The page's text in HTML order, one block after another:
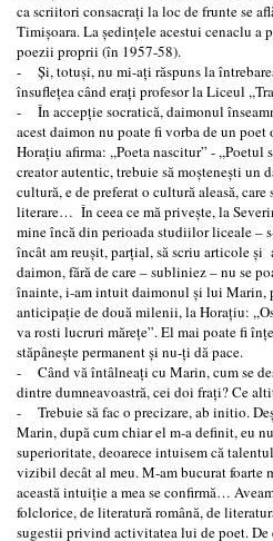
ca scriitori consacraţi la loc de frunte se
Timişoara. La şedinţele acestui cenaclu
poezii proprii (în 1957-58).
- Şi, totuşi, nu mi-aţi răspuns la
însufleţea când eraţi profesor la Liceul
- În accepţie socratică, daimonul
acest daimon nu poate fi vorba de un
Horaţiu afirma: ,,Poeta nascitur” - ,,Poetul
creator autentic, trebuie să moşteneşti un
cultură, e de preferat o cultură aleasă,
literare… În ceea ce mă priveşte, la
mine încă din perioada studiilor liceale –
încât am reuşit, parţial, să scriu articole
daimon, fără de care – subliniez – nu se
înainte, i-am intuit daimonul şi lui Marin,
anticipaţie de două milenii, la Horaţiu:
va rosti lucruri măreţe”. El mai poate fi
stăpâneşte permanent şi nu-ţi dă pace.
- Când vă întâlneaţi cu Marin, cum se
dintre dumneavoastră, cei doi fraţi? Ce
- Trebuie să fac o precizare, ab initio.
Marin, după cum chiar el m-a definit, eu
superioritate, deoarece intuisem că
vizibil decât al meu. M-am bucurat foarte
această intuiţie a mea se confirmă…
folclorice, de literatură română, de
sugestii privind activitatea lui de poet. De